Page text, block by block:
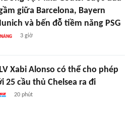
giữa Barcelona, Bayern
và bến đỗ tiềm năng PSG
3 giờ
Xabi Alonso có thể cho phép
25 cầu thủ Chelsea ra đi
20 phút